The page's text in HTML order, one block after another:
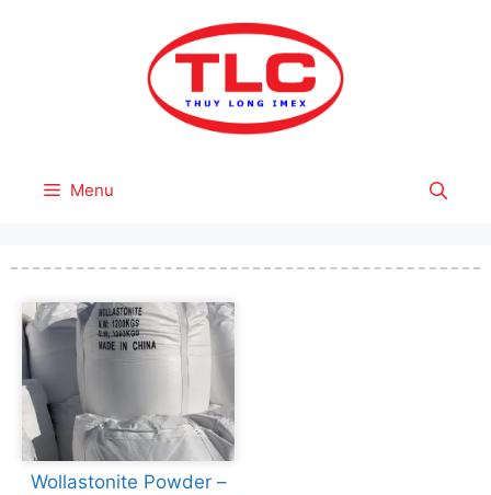
Menu
Wollastonite Powder –